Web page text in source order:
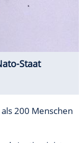
Staat
200 Menschen